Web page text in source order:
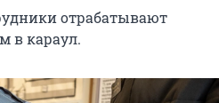
отрабатывают
в караул.